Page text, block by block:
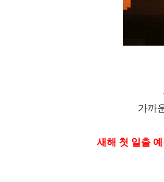
가까
새해 첫 일출